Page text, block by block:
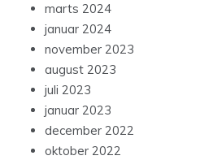
marts 2024
januar 2024
november 2023
august 2023
juli 2023
januar 2023
december 2022
oktober 2022